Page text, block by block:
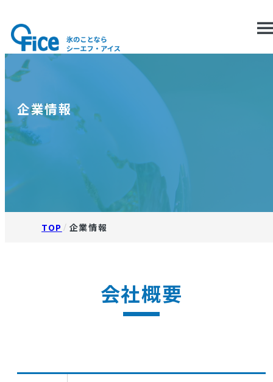
企業情報
TOP 企業情報
会社概要